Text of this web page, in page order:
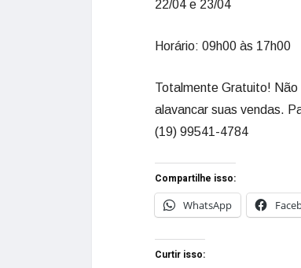
22/04 e 23/04
Horário: 09h00 às 17h00
Totalmente Gratuito! Não
alavancar suas vendas.
(19) 99541-4784
Compartilhe isso:
WhatsApp
Curtir isso: